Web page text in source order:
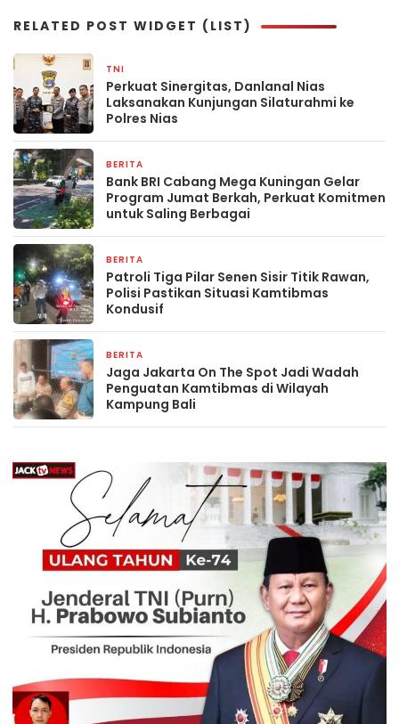
RELATED POST WIDGET (LIST)
TNI
Perkuat Sinergitas, Danlanal Nias
Laksanakan Kunjungan Silaturahmi ke
Polres Nias
BERITA
Bank BRI Cabang Mega Kuningan Gelar
Program Jumat Berkah, Perkuat Komitmen
untuk Saling Berbagai
BERITA
Patroli Tiga Pilar Senen Sisir Titik Rawan,
Polisi Pastikan Situasi Kamtibmas
Kondusif
BERITA
Jaga Jakarta On The Spot Jadi Wadah
Penguatan Kamtibmas di Wilayah
Kampung Bali